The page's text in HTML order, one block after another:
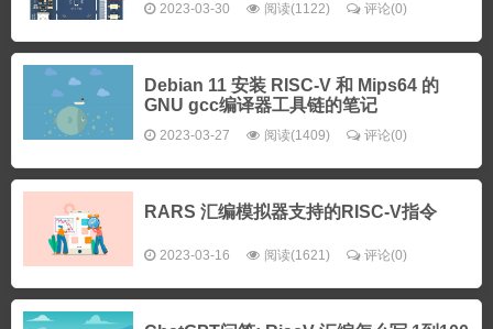
2023-03-30 阅读(1122) 评论(0)
Debian 11 安装 RISC-V 和 Mips64 的
GNU gcc编译器工具链的笔记
2023-03-27 阅读(1409) 评论(0)
RARS 汇编模拟器支持的RISC-V指令
2023-03-16 阅读(1621) 评论(0)